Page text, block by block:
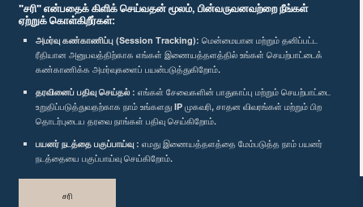
"சரி" என்பதைக் கிளிக் செய்வதன் மூலம், பின்வருவனவற்றை நீங்கள்
ஏற்றுக் கொள்கிறீர்கள்:
அமர்வு கண்காணிப்பு (Session Tracking): மென்மையான மற்றும் தனிப்பட்ட
ரீதியான அனுபவத்திற்காக எங்கள் இணையத்தளத்தில் உங்கள் செயற்பாட்டைக்
கண்காணிக்க அமர்வுகளைப் பயன்படுத்துகிறோம்.
தரவினைப் பதிவு செய்தல் : எங்கள் சேவைகளின் பாதுகாப்பு மற்றும் செயற்பாட்டை
உறுதிப்படுத்துவதற்காக நாம் உங்களது IP முகவரி, சாதன விவரங்கள் மற்றும் பிற
தொடர்புடைய தரவை நாங்கள் பதிவு செய்கிறோம்.
பயனர் நடத்தை பகுப்பாய்வு : எமது இணையத்தளத்தை மேம்படுத்த நாம் பயனர்
நடத்தையை பகுப்பாய்வு செய்கிறோம்.
சரி
எம்மை பின்தொடர்க :
விருதுகள்
தனியுரிமைக் கொள்கை